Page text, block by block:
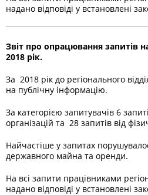
надано відповіді у встановлені
Звіт про опрацювання запитів
2018 рік.
За 2018 рік до регіонального
на публічну інформацію.
За категорією запитувачів 6
організацій та 28 запитів від
Найчастіше у запитах
державного майна та оренди.
На всі запити працівниками
надано відповіді у встановлені